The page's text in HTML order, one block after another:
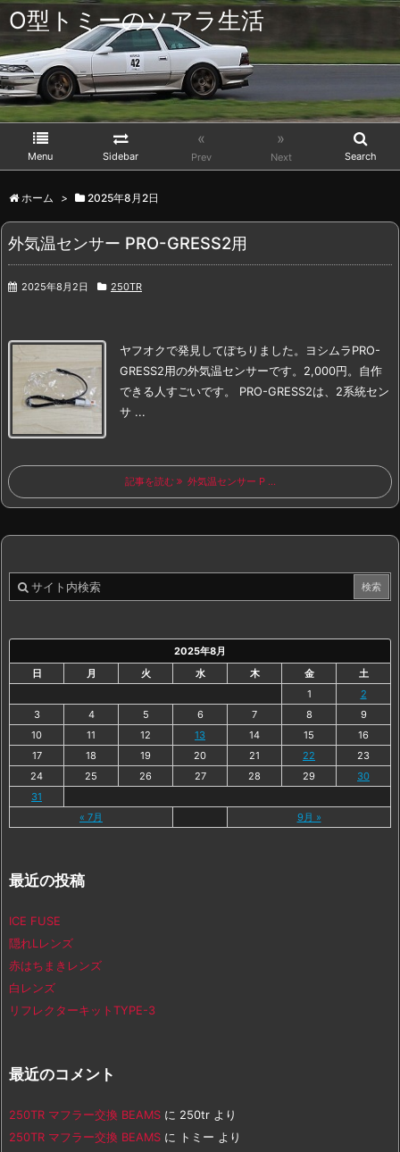
O型トミーのソアラ生活
Menu Sidebar
«
Prev
»
Next Search
ホーム > 2025年8月2日
外気温センサー PRO-GRESS2用
2025年8月2日 250TR
ヤフオクで発見してぽちりました。
ヨシムラPRO-
GRESS2用の外気温センサーです。2,000円。 自作
できる人すごいです。
PRO-GRESS2は、2系統セン
サ ...
記事を読む 外気温センサー P ...
2025年8月
日
月 火 水 木 金 土
« 7月 9月 »
1
2
3
4 5 6 7 8
9
10
11 12 13 14 15
16
17
18 19 20 21 22
23
24
25 26 27 28 29
30
31
最近の投稿
ICE FUSE
隠れLレンズ
赤はちまきレンズ
白レンズ
リフレクターキットTYPE-3
最近のコメント
250TR マフラー交換 BEAMS に 250tr より
250TR マフラー交換 BEAMS に トミー より